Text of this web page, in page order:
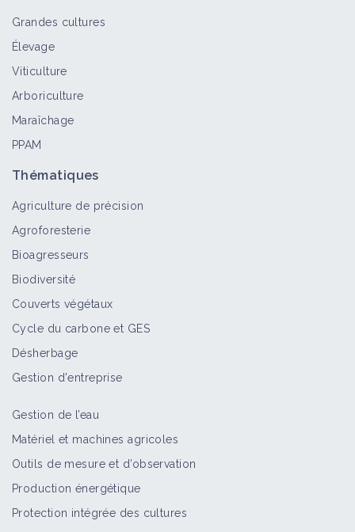
Grandes cultures
Élevage
Viticulture
Arboriculture
Maraîchage
PPAM
Thématiques
Agriculture de précision
Agroforesterie
Bioagresseurs
Biodiversité
Couverts végétaux
Cycle du carbone et GES
Désherbage
Gestion d'entreprise
Gestion de l’eau
Matériel et machines agricoles
Outils de mesure et d’observation
Production énergétique
Protection intégrée des cultures